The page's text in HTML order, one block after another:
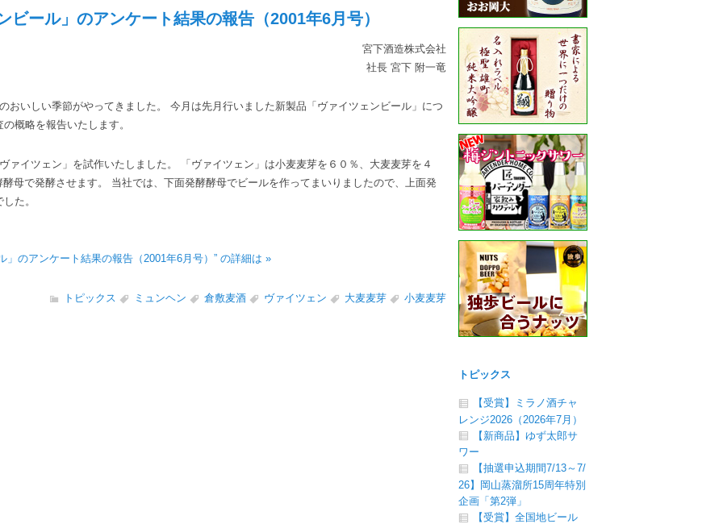
ビール」のアンケート結果の報告（2001年6月号）
宮下酒造株式会社
社長 宮下 附一竜
いしい季節がやってきました。 今月は先月行いました新製品「ヴァイツェンビール」につ
概略を報告いたします。
イツェン」を試作いたしました。 「ヴァイツェン」は小麦麦芽を６０％、大麦麦芽を４
母で発酵させます。 当社では、下面発酵酵母でビールを作ってまいりましたので、上面発
た。
」のアンケート結果の報告（2001年6月号）” の詳細は »
トピックス ミュンヘン 倉敷麦酒 ヴァイツェン 大麦麦芽 小麦麦芽
トピックス
【受賞】ミラノ酒チャ
レンジ2026（2026年7月）
【新商品】ゆず太郎サ
ワー
【抽選申込期間7/13～7/
26】岡山蒸溜所15周年特別
企画「第2弾」
【受賞】全国地ビール